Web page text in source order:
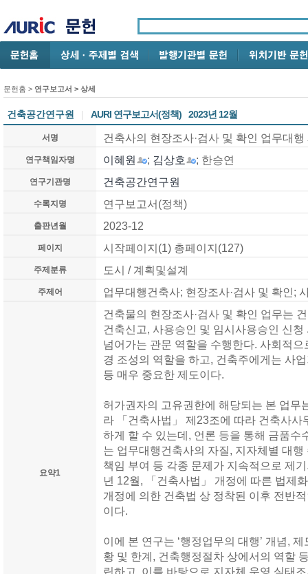
문헌홈 > 연구보고서 > 상세
건축공간연구원 | AURI 연구보고서(정책) 2023년 12월
서명 건축사의 현장조사·검사 및 확인 업무대
연구책임자명 이혜원 ; 김상호 ; 한승연
연구기관명 건축공간연구원
수록지명 연구보고서(정책)
출판년월 2023-12
페이지 시작페이지(1) 총페이지(127)
주제분류 도시 / 계획및설계
주제어 업무대행건축사; 현장조사·검사 및 확인;
요약1
건축물의 현장조사·검사 및 확인 업무는
건축신고, 사용승인 및 임시사용승인 신
넘어가는 관문 역할을 수행한다. 사회적
경 조성의 역할을 하고, 건축주에게는 사
등 매우 중요한 제도이다.
허가권자의 고유권한에 해당되는 본 업무
라 「건축사법」 제23조에 따라 건축사
하게 할 수 있는데, 언론 등을 통해 금품수
는 업무대행건축사의 자질, 지자체별 대
책임 부여 등 각종 문제가 지속적으로 제
년 12월, 「건축사법」 개정에 따른 법제
개정에 의한 건축법 상 정착된 이후 전반
이다.
이에 본 연구는 ‘행정업무의 대행’ 개념,
황 및 한계, 건축행정절차 상에서의 역할
립하고, 이를 바탕으로 지자체 운영 실태